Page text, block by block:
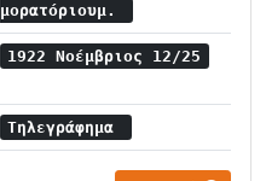
μορατόριουμ.
1922 Νοέμβριος 12/25
Τηλεγράφημα